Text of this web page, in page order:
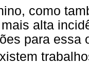
como
alta
para essa